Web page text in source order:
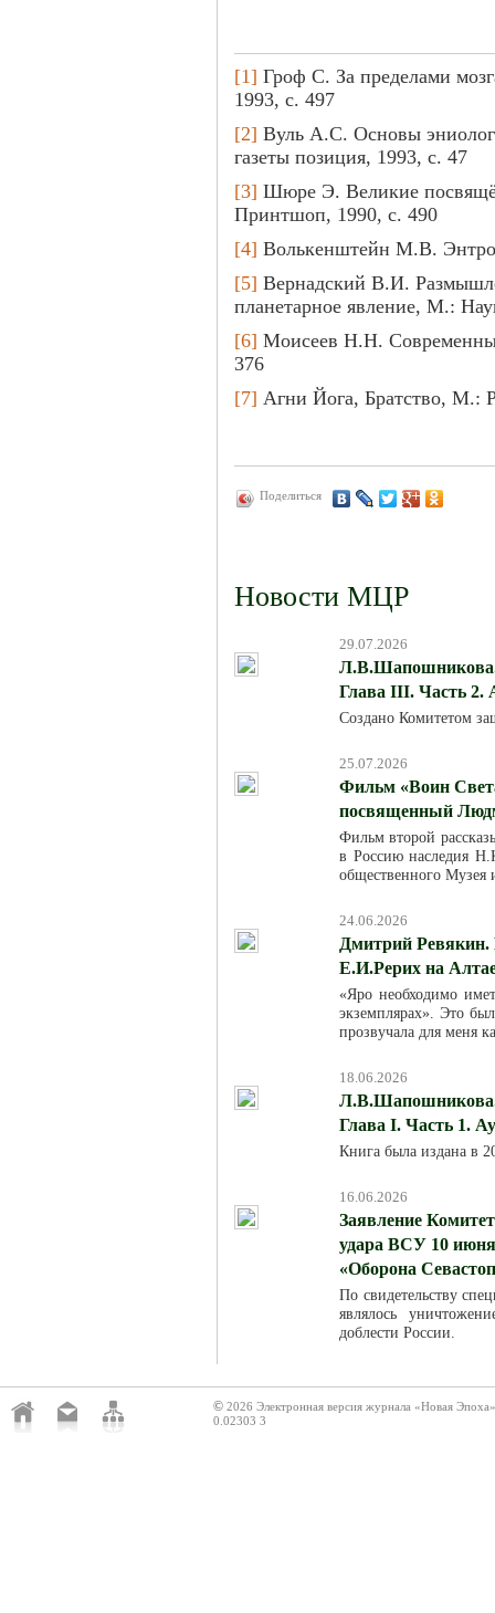
[1] Гроф С. За пределами
1993, с. 497
[2] Вуль А.С. Основы
газеты позиция, 1993, с. 47
[3] Шюре Э. Великие
Принтшоп, 1990, с. 490
[4] Волькенштейн М.В.
[5] Вернадский В.И.
планетарное явление, М.:
[6] Моисеев Н.Н.
376
[7] Агни Йога, Братство, М.:
Поделиться
Новости МЦР
29.07.2026
Л.В.Шапошникова.
Глава III. Часть 2.
Создано Комитетом
25.07.2026
Фильм «Воин
посвященный
Фильм второй
в Россию наследия
общественного
24.06.2026
Дмитрий Ревякин.
Е.И.Рерих на
«Яро необходимо
экземплярах». Это
прозвучала для меня
18.06.2026
Л.В.Шапошникова.
Глава I. Часть 1.
Книга была издана в
16.06.2026
Заявление
удара ВСУ 10
«Оборона
По свидетельству
являлось
доблести России.
© 2026 Электронная версия журнала «Новая Эпоха»
0.02303 3